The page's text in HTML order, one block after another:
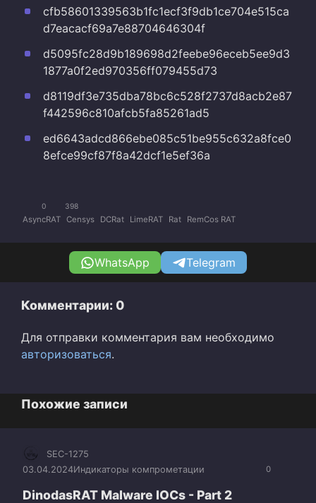
cfb58601339563b1fc1ecf3f9db1ce704e515ca
d7eacacf69a7e88704646304f
d5095fc28d9b189698d2feebe96eceb5ee9d3
1877a0f2ed970356ff079455d73
d8119df3e735dba78bc6c528f2737d8acb2e87
f442596c810afcb5fa85261ad5
ed6643adcd866ebe085c51be955c632a8fce0
8efce99cf87f8a42dcf1e5ef36a
0 398
AsyncRAT Censys DCRat LimeRAT Rat RemCos RAT
WhatsApp Telegram
Комментарии: 0
Для отправки комментария вам необходимо
авторизоваться.
Похожие записи
0
SEC-1275
03.04.2024Индикаторы компрометации
DinodasRAT Malware IOCs - Part 2